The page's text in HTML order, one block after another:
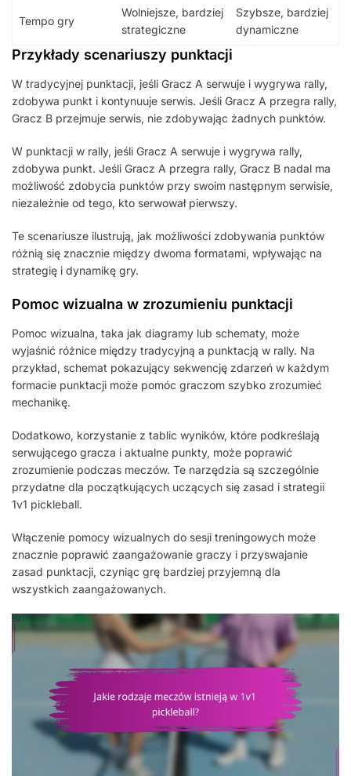
Tempo gry
Wolniejsze, bardziej
strategiczne
Szybsze, bardziej
dynamiczne
Przykłady scenariuszy punktacji
W tradycyjnej punktacji, jeśli Gracz A serwuje i wygrywa rally,
zdobywa punkt i kontynuuje serwis. Jeśli Gracz A przegra rally,
Gracz B przejmuje serwis, nie zdobywając żadnych punktów.
W punktacji w rally, jeśli Gracz A serwuje i wygrywa rally,
zdobywa punkt. Jeśli Gracz A przegra rally, Gracz B nadal ma
możliwość zdobycia punktów przy swoim następnym serwisie,
niezależnie od tego, kto serwował pierwszy.
Te scenariusze ilustrują, jak możliwości zdobywania punktów
różnią się znacznie między dwoma formatami, wpływając na
strategię i dynamikę gry.
Pomoc wizualna w zrozumieniu punktacji
Pomoc wizualna, taka jak diagramy lub schematy, może
wyjaśnić różnice między tradycyjną a punktacją w rally. Na
przykład, schemat pokazujący sekwencję zdarzeń w każdym
formacie punktacji może pomóc graczom szybko zrozumieć
mechanikę.
Dodatkowo, korzystanie z tablic wyników, które podkreślają
serwującego gracza i aktualne punkty, może poprawić
zrozumienie podczas meczów. Te narzędzia są szczególnie
przydatne dla początkujących uczących się zasad i strategii
1v1 pickleball.
Włączenie pomocy wizualnych do sesji treningowych może
znacznie poprawić zaangażowanie graczy i przyswajanie
zasad punktacji, czyniąc grę bardziej przyjemną dla
wszystkich zaangażowanych.